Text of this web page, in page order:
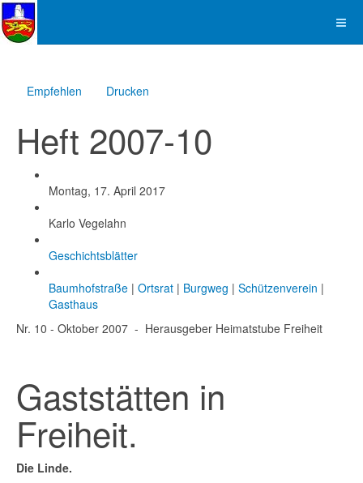
Empfehlen Drucken
Heft 2007-10
Montag, 17. April 2017
Karlo Vegelahn
Geschichtsblätter
Baumhofstraße | Ortsrat | Burgweg | Schützenverein |
Gasthaus
Nr. 10 - Oktober 2007 - Herausgeber Heimatstube Freiheit
Gaststätten in
Freiheit.
Die Linde.